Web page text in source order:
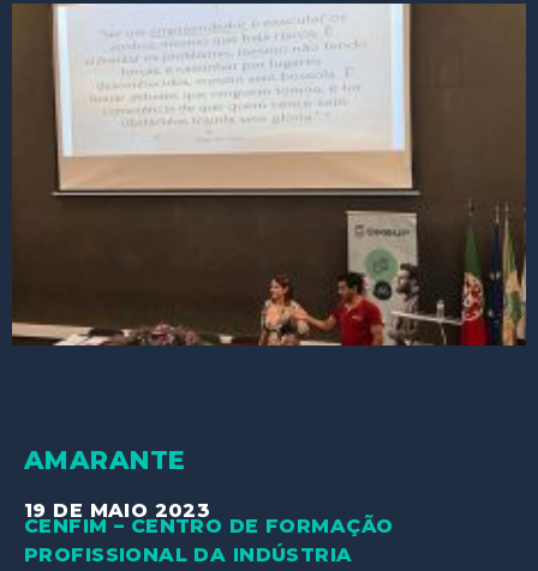
AMARANTE
19 DE MAIO 2023
CENFIM – CENTRO DE FORMAÇÃO
PROFISSIONAL DA INDÚSTRIA